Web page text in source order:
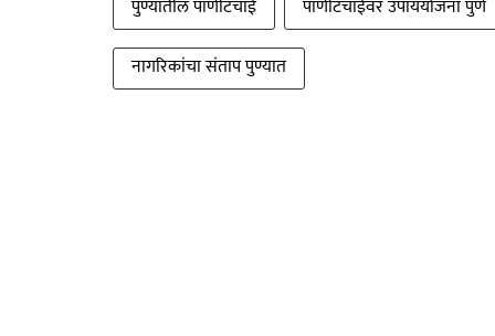
पुण्यातील पाणीटंचाई
पाणीटंचाईवर उपाययोजना पुणे
नागरिकांचा संताप पुण्यात